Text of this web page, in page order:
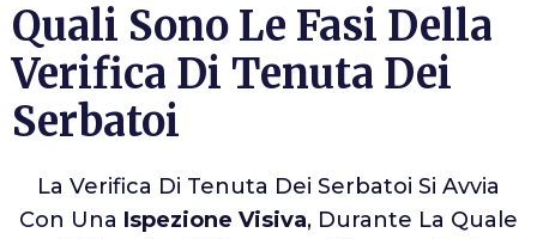
Quali Sono Le Fasi Della
Verifica Di Tenuta Dei
Serbatoi
La Verifica Di Tenuta Dei Serbatoi Si Avvia
Con Una Ispezione Visiva, Durante La Quale